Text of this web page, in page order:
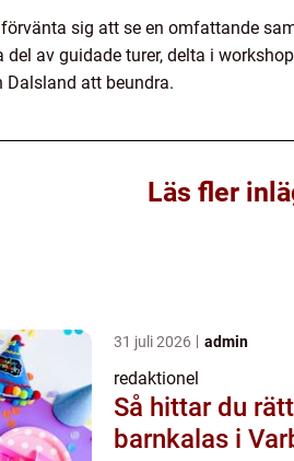
sig att se en omfattande
av guidade turer, delta i
att beundra.
Läs fler
31 juli 2026 admin
redaktionel
Så hittar du
barnkalas i